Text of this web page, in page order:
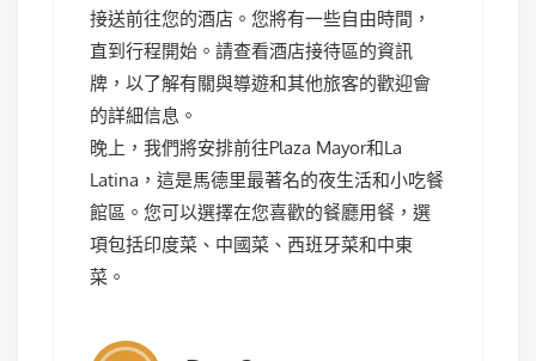
接送前往您的酒店。您將有一些自由時間，
直到行程開始。請查看酒店接待區的資訊
牌，以了解有關與導遊和其他旅客的歡迎會
的詳細信息。
晚上，我們將安排前往Plaza Mayor和La
Latina，這是馬德里最著名的夜生活和小吃餐
館區。您可以選擇在您喜歡的餐廳用餐，選
項包括印度菜、中國菜、西班牙菜和中東
菜。